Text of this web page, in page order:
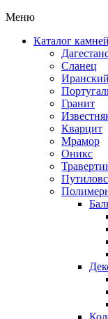
Меню
Каталог камней
Сланец
Гранит
Кварцит
Мрамор
Оникс